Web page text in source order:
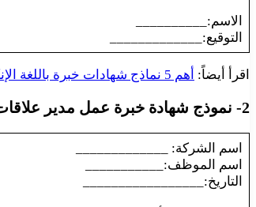
الاسم:__________
التوقيع:_____________
اقرأ أيضاً: أهم 5 نماذج شهادات خبرة باللغة الإنكليزية 2021
2- نموذج شهادة خبرة عمل مدير علاقات
اسم الشركة: _____________
اسم الموظف:___________
التاريخ:_________________